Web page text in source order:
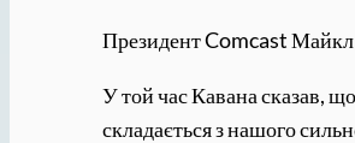
Президент Comcast Майкл
У той час Кавана сказав,
складається з нашого